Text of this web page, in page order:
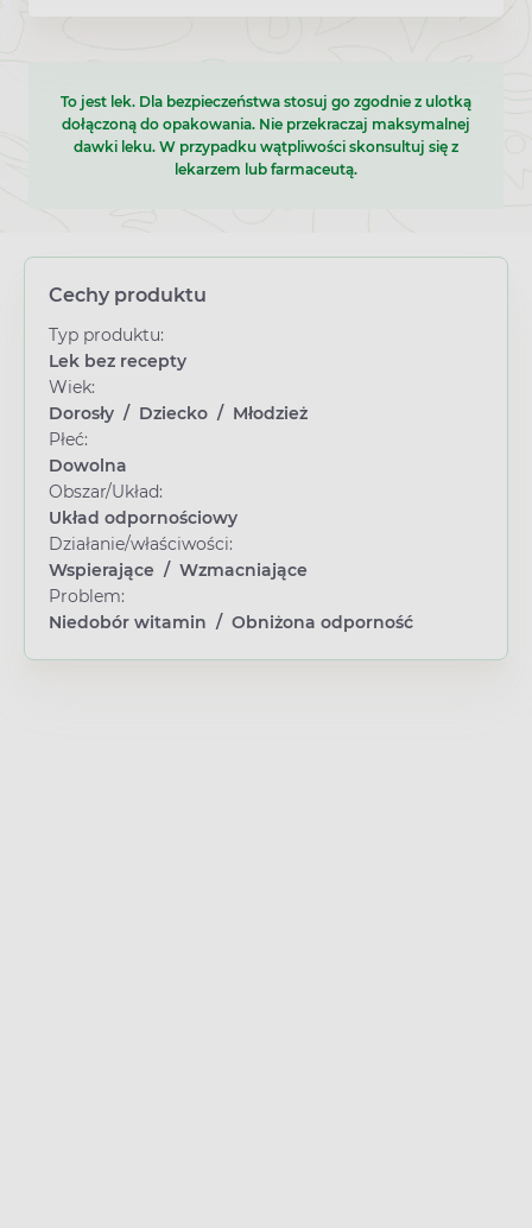
To jest lek. Dla bezpieczeństwa stosuj go zgodnie z ulotką
dołączoną do opakowania. Nie przekraczaj maksymalnej
dawki leku. W przypadku wątpliwości skonsultuj się z
lekarzem lub farmaceutą.
Cechy produktu
Typ produktu:
Lek bez recepty
Wiek:
Dorosły / Dziecko / Młodzież
Płeć:
Dowolna
Obszar/Układ:
Układ odpornościowy
Działanie/właściwości:
Wspierające / Wzmacniające
Problem:
Niedobór witamin / Obniżona odporność